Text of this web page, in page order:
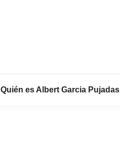
Quién es Albert Garcia Pujadas